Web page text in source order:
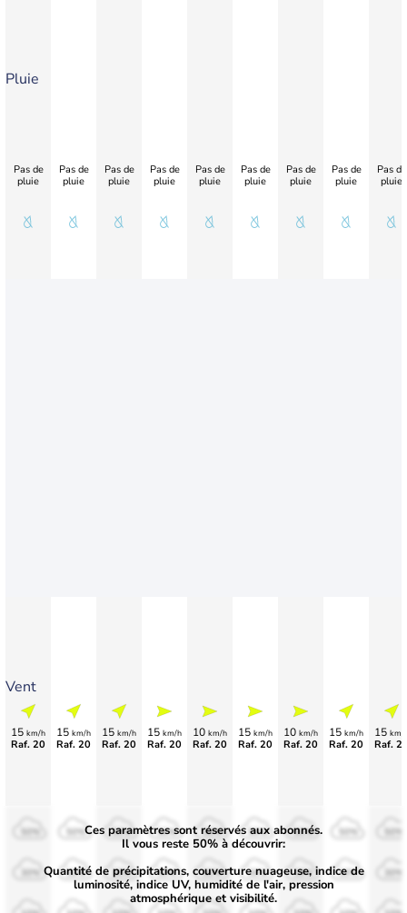
Pluie
Vent
Pas de
pluie
15 km/h
Raf. 20
Pas de
pluie
15 km/h
Raf. 20
Pas de
pluie
15 km/h
Raf. 20
Pas de
pluie
15 km/h
Raf. 20
Pas de
pluie
10 km/h
Raf. 20
Pas de
pluie
15 km/h
Raf. 20
Pas de
pluie
10 km/h
Raf. 20
Pas de
pluie
15 km/h
Raf. 20
Pas de
pluie
15 km/
Raf.
50%
30%
50%
30%
50%
30%
50%
30%
50%
30%
50%
30%
50%
30%
Ces paramètres sont réservés aux abonnés.
Il vous reste 50% à découvrir:
Quantité de précipitations, couverture nuageuse, indice de
luminosité, indice UV, humidité de l'air, pression
atmosphérique et visibilité.